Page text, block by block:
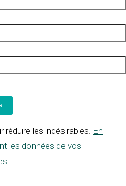
les indésirables. En
les données de vos